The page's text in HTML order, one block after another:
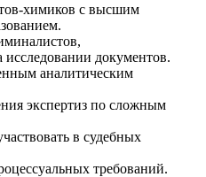
химиков с высшим
документов.
аналитическим
экспертиз по сложным
в судебных
требований.